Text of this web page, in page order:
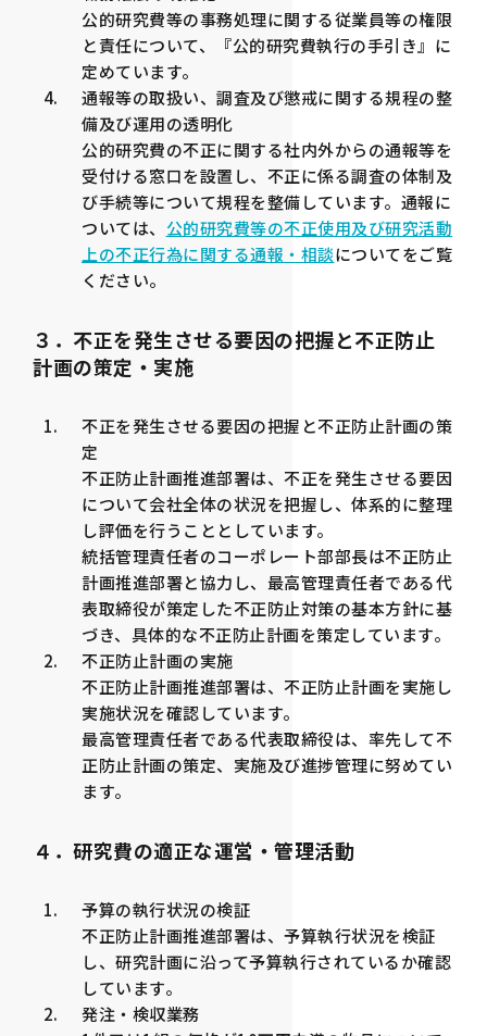
公的研究費等の事務処理に関する従業員等の権限
と責任について、『公的研究費執行の手引き』に
定めています。
通報等の取扱い、調査及び懲戒に関する規程の整
備及び運用の透明化
公的研究費の不正に関する社内外からの通報等を
受付ける窓口を設置し、不正に係る調査の体制及
び手続等について規程を整備しています。通報に
ついては、 公的研究費等の不正使用及び研究活動
上の不正行為に関する通報・相談についてをご覧
ください。
３．不正を発生させる要因の把握と不正防止
計画の策定・実施
不正を発生させる要因の把握と不正防止計画の策
定
不正防止計画推進部署は、不正を発生させる要因
について会社全体の状況を把握し、体系的に整理
し評価を行うこととしています。
統括管理責任者のコーポレート部部長は不正防止
計画推進部署と協力し、最高管理責任者である代
表取締役が策定した不正防止対策の基本方針に基
づき、具体的な不正防止計画を策定しています。
不正防止計画の実施
不正防止計画推進部署は、不正防止計画を実施し
実施状況を確認しています。
最高管理責任者である代表取締役は、率先して不
正防止計画の策定、実施及び進捗管理に努めてい
ます。
４．研究費の適正な運営・管理活動
予算の執行状況の検証
不正防止計画推進部署は、予算執行状況を検証
し、研究計画に沿って予算執行されているか確認
しています。
発注・検収業務